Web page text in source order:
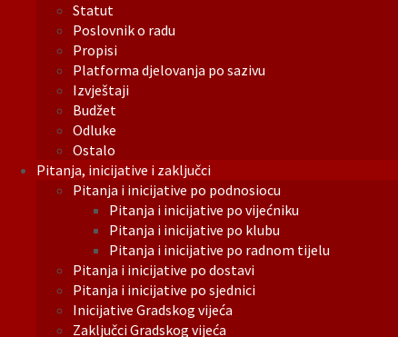
Statut
Poslovnik o radu
Propisi
Platforma djelovanja po sazivu
Izvještaji
Budžet
Odluke
Ostalo
Pitanja, inicijative i zaključci
Pitanja i inicijative po podnosiocu
Pitanja i inicijative po vijećniku
Pitanja i inicijative po klubu
Pitanja i inicijative po radnom tijelu
Pitanja i inicijative po dostavi
Pitanja i inicijative po sjednici
Inicijative Gradskog vijeća
Zaključci Gradskog vijeća